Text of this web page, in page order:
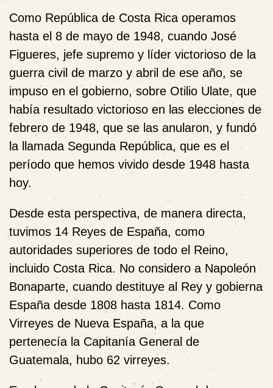
Como República de Costa Rica operamos
hasta el 8 de mayo de 1948, cuando José
Figueres, jefe supremo y líder victorioso de la
guerra civil de marzo y abril de ese año, se
impuso en el gobierno, sobre Otilio Ulate, que
había resultado victorioso en las elecciones de
febrero de 1948, que se las anularon, y fundó
la llamada Segunda República, que es el
período que hemos vivido desde 1948 hasta
hoy.
Desde esta perspectiva, de manera directa,
tuvimos 14 Reyes de España, como
autoridades superiores de todo el Reino,
incluido Costa Rica. No considero a Napoleón
Bonaparte, cuando destituye al Rey y gobierna
España desde 1808 hasta 1814. Como
Virreyes de Nueva España, a la que
pertenecía la Capitanía General de
Guatemala, hubo 62 virreyes.